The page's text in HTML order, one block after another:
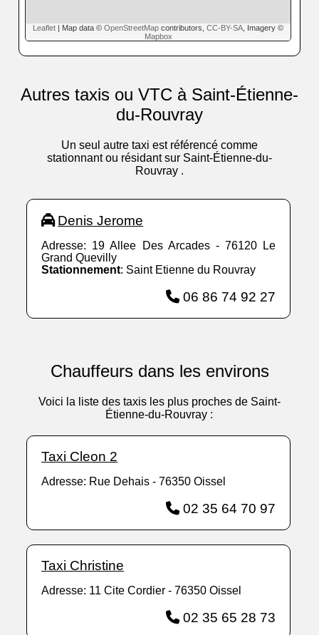
Leaflet | Map data © OpenStreetMap contributors, CC-BY-SA , Imagery ©
Mapbox
Autres taxis ou VTC à Saint-Étienne-
du-Rouvray
Un seul autre taxi est référencé comme
stationnant ou résidant sur Saint-Étienne-du-
Rouvray .
Denis Jerome
Adresse: 19 Allee Des Arcades - 76120 Le
Grand Quevilly
Stationnement: Saint Etienne du Rouvray
06 86 74 92 27
Chauffeurs dans les environs
Voici la liste des taxis les plus proches de Saint-
Étienne-du-Rouvray :
Taxi Cleon 2
Adresse: Rue Dehais - 76350 Oissel
02 35 64 70 97
Taxi Christine
Adresse: 11 Cite Cordier - 76350 Oissel
02 35 65 28 73